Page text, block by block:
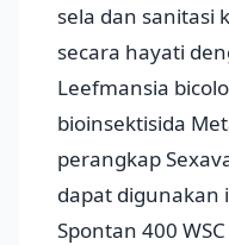
sela dan sanitasi
secara hayati
Leefmansia
bioinsektisida
perangkap
dapat digunakan
Spontan 400